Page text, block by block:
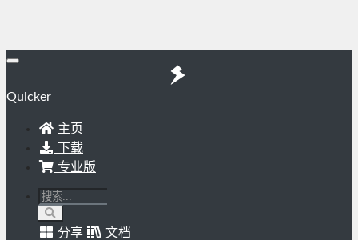
Quicker
主页
下载
专业版
分享
文档